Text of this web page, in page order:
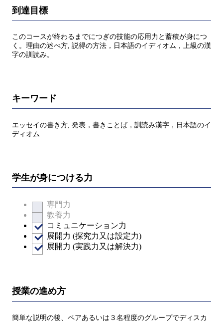
到達目標
このコースが終わるまでにつぎの技能の応用力と蓄積が身につ
く。理由の述べ方, 説得の方法，日本語のイディオム，上級の漢
字の訓読み。
キーワード
エッセイの書き方, 発表，書きことば，訓読み漢字，日本語のイ
ディオム
学生が身につける力
専門力
教養力
コミュニケーション力
展開力 (探究力又は設定力)
展開力 (実践力又は解決力)
授業の進め方
簡単な説明の後、ペアあるいは３名程度のグループでディスカ